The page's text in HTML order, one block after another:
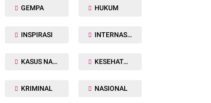
GEMPA HUKUM
INSPIRASI INTERNASIONAL
KASUS NARKOBA KESEHATAN TUBUH
KRIMINAL NASIONAL